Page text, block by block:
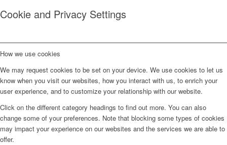
Cookie and Privacy Settings
How we use cookies
We may request cookies to be set on your device. We use cookies to let us
know when you visit our websites, how you interact with us, to enrich your
user experience, and to customize your relationship with our website.
Click on the different category headings to find out more. You can also
change some of your preferences. Note that blocking some types of cookies
may impact your experience on our websites and the services we are able to
offer.